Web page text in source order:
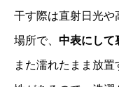
干す際は直射日光や
場所で、 中表にして
また濡れたまま放